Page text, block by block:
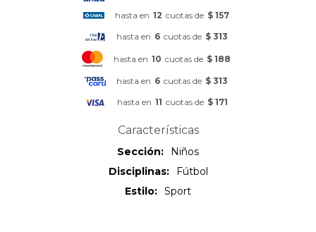
hasta en 12 cuotas de $ 157
hasta en 6 cuotas de $ 313
hasta en 10 cuotas de $ 188
hasta en 6 cuotas de $ 313
hasta en 11 cuotas de $ 171
Características
Sección
Niños
Disciplinas
Fútbol
Estilo
Sport